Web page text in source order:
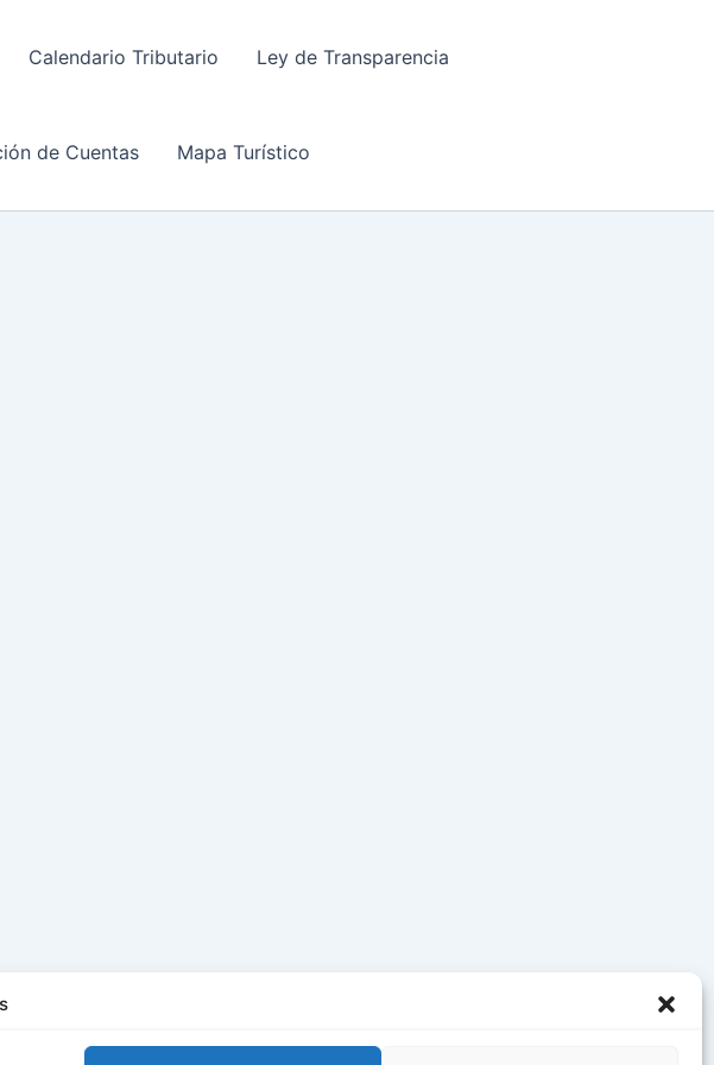
Calendario Tributario Ley de Transparencia
de Cuentas Mapa Turístico